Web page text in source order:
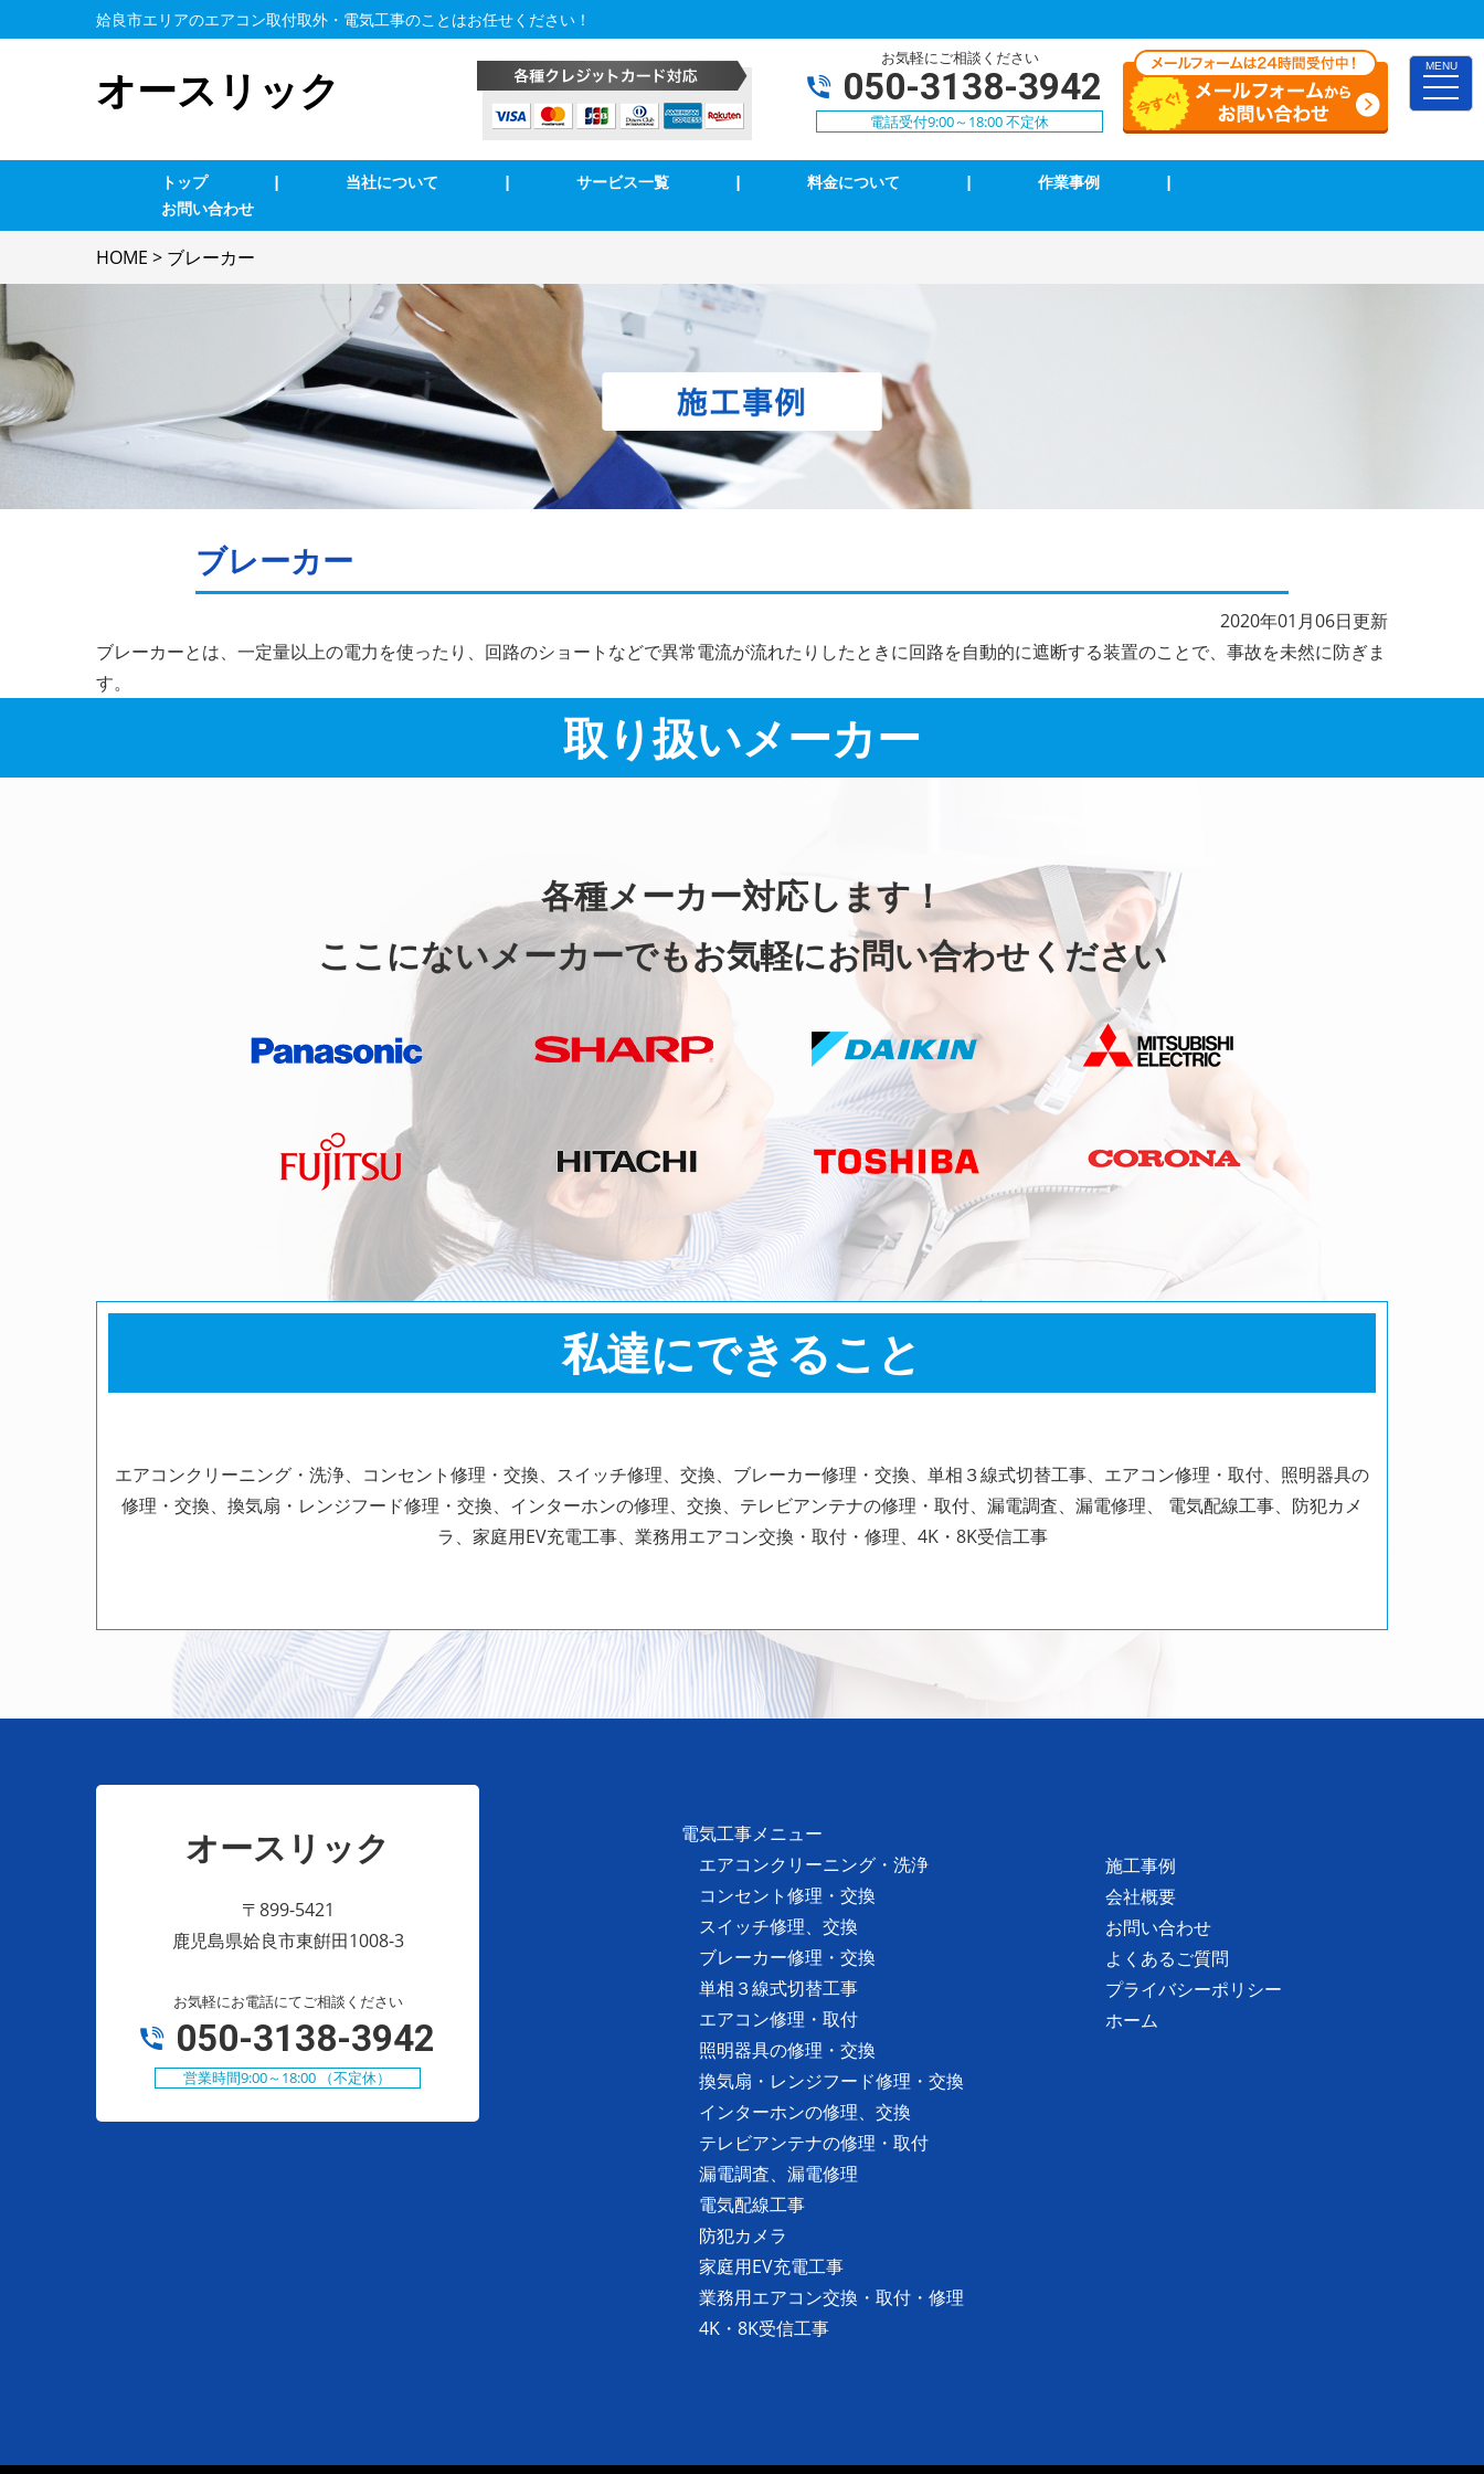
MENU
toggle
姶良市エリアのエアコン取付取外・電気工事のことはお任せください！
オースリック
お気軽にご相談ください
050-3138-3942
電話受付9:00～18:00 不定休
トップ | 当社について | サービス一覧
業務用エアコン交換・取付・修理 エアコンクリーニング エアコン修理・取付
TVアンテナ修理・取付
インターホン修理・取付
ブレーカー修理・取付
単相３線式切替工事 換気扇等修理・取付
防犯カメラ
| 料金について | 作業事例
|
お問い合わせ
HOME > ブレーカー
ブレーカー
2020年01月06日更新
ブレーカーとは、一定量以上の電力を使ったり、回路のショートなどで異常電流が流れたりしたときに回路を自動的に遮断する装置のことで、事故を未然に防ぎま
す。
取り扱いメーカー
各種メーカー対応します！
ここにないメーカーでもお気軽にお問い合わせください
私達にできること
エアコンクリーニング・洗浄、コンセント修理・交換、スイッチ修理、交換、ブレーカー修理・交換、単相３線式切替工事、エアコン修理・取付、照明器具の
修理・交換、換気扇・レンジフード修理・交換、インターホンの修理、交換、テレビアンテナの修理・取付、漏電調査、漏電修理、 電気配線工事、防犯カメ
ラ、家庭用EV充電工事、業務用エアコン交換・取付・修理、4K・8K受信工事
オースリック
〒899-5421
鹿児島県姶良市東餠田1008-3
お気軽にお電話にてご相談ください
050-3138-3942
営業時間9:00～18:00 （不定休）
電気工事メニュー
エアコンクリーニング・洗浄
コンセント修理・交換
スイッチ修理、交換
ブレーカー修理・交換
単相３線式切替工事
エアコン修理・取付
照明器具の修理・交換
換気扇・レンジフード修理・交換
インターホンの修理、交換
テレビアンテナの修理・取付
漏電調査、漏電修理
電気配線工事
防犯カメラ
家庭用EV充電工事
業務用エアコン交換・取付・修理
4K・8K受信工事
施工事例
会社概要
お問い合わせ
よくあるご質問
プライバシーポリシー
ホーム